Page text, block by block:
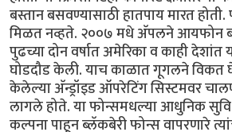
बस्तान बसवण्यासाठी हातपाय मारत
मिळत नव्हते. २००७ मधे अ‍ॅपलने आयफोन
पुढच्या दोन वर्षात अमेरिका व काही देशांत
घोडदौड केली. याच काळात गूगलने
केलेल्या अ‍ॅन्ड्रॉइड ऑपरेटिंग सिस्टमवर
लागले होते. या फोन्समधल्या आधुनिक
कल्पना पाहून ब्लॅकबेरी फोन्स वापरणारे